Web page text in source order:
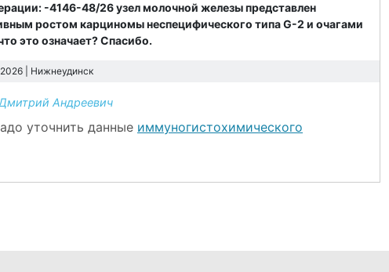
-4146-48/26 узел молочной железы представлен
ростом карциномы неспецифического типа G-2 и очагами
это означает? Спасибо.
| Нижнеудинск
Андреевич
уточнить данные иммуногистохимического